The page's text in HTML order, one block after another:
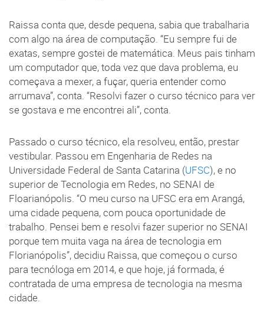
Raissa conta que, desde pequena, sabia que trabalharia
com algo na área de computação. “Eu sempre fui de
exatas, sempre gostei de matemática. Meus pais tinham
um computador que, toda vez que dava problema, eu
começava a mexer, a fuçar, queria entender como
arrumava”, conta. “Resolvi fazer o curso técnico para ver
se gostava e me encontrei ali”, conta.
Passado o curso técnico, ela resolveu, então, prestar
vestibular. Passou em Engenharia de Redes na
Universidade Federal de Santa Catarina (UFSC), e no
superior de Tecnologia em Redes, no SENAI de
Floarianópolis. “O meu curso na UFSC era em Arangá,
uma cidade pequena, com pouca oportunidade de
trabalho. Pensei bem e resolvi fazer superior no SENAI
porque tem muita vaga na área de tecnologia em
Florianópolis”, decidiu Raissa, que começou o curso
para tecnóloga em 2014, e que hoje, já formada, é
contratada de uma empresa de tecnologia na mesma
cidade.